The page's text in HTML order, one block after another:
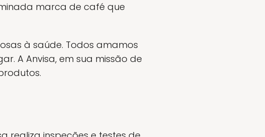
marca de café que
à saúde. Todos amamos
A Anvisa, em sua missão de